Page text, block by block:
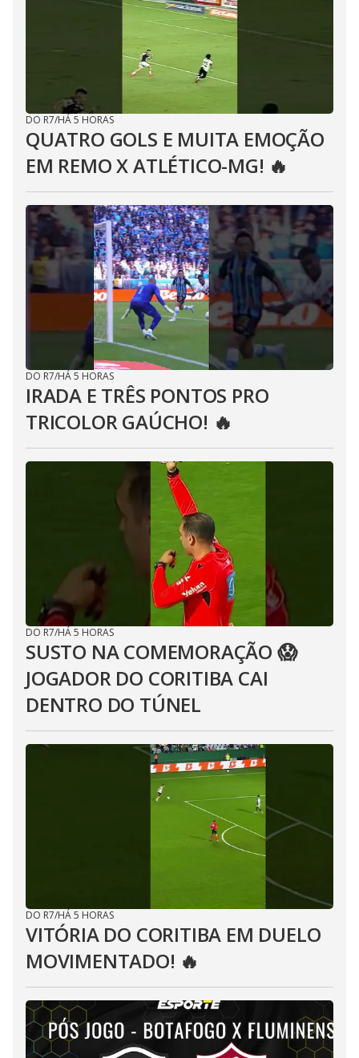
DO R7/HÁ 5 HORAS
QUATRO GOLS E MUITA EMOÇÃO
EM REMO X ATLÉTICO-MG! 🔥
DO R7/HÁ 5 HORAS
IRADA E TRÊS PONTOS PRO
TRICOLOR GAÚCHO! 🔥
DO R7/HÁ 5 HORAS
SUSTO NA COMEMORAÇÃO 😱
JOGADOR DO CORITIBA CAI
DENTRO DO TÚNEL
DO R7/HÁ 5 HORAS
VITÓRIA DO CORITIBA EM DUELO
MOVIMENTADO! 🔥